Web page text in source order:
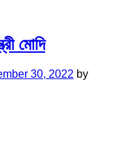
মোদি
30, 2022 by